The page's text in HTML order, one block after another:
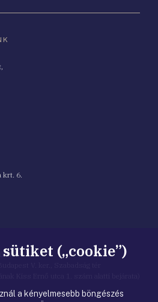
krt. 6.
utca 1.
V. ker., Szabadság tér
Kiss Ernő utca 1. szám alatti bejárata)
(„cookie”)
a kényelmesebb böngészés